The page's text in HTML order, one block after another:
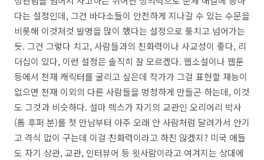
다는 설정인데, 그건 바다소들이 안전하게 지나갈 수 있는 수문을
비롯해 이것저것 발명을 많이 했다는 설정으로 퉁치고 넘어가는
듯. 그건 그렇다 치고, 사람들과의 친화력이나 사교성이 좋다, 리
더십이 있다, 이런 설정은 솔직히 잘 모르겠다. 웹소설이나 웹툰
등에서 천재 캐릭터를 굴리고 싶은데 작가가 그걸 표현할 재능이
없으면 천재 이외의 다른 사람들을 멍청하게 만들곤 하는데, 이것
도 그것과 비슷하다. 설마 렉스가 자기의 교관인 오리어리 박사
(톰 후퍼 분)를 첫 만남부터 아주 오래 안 사람처럼 달려가서 안기
고 격식 없이 구는데 이걸 친화력이라고 하진 않겠지? 미국 애들
도 자기 상관, 교관, 인터뷰어 등 윗사람이라고 여겨지는 상대에